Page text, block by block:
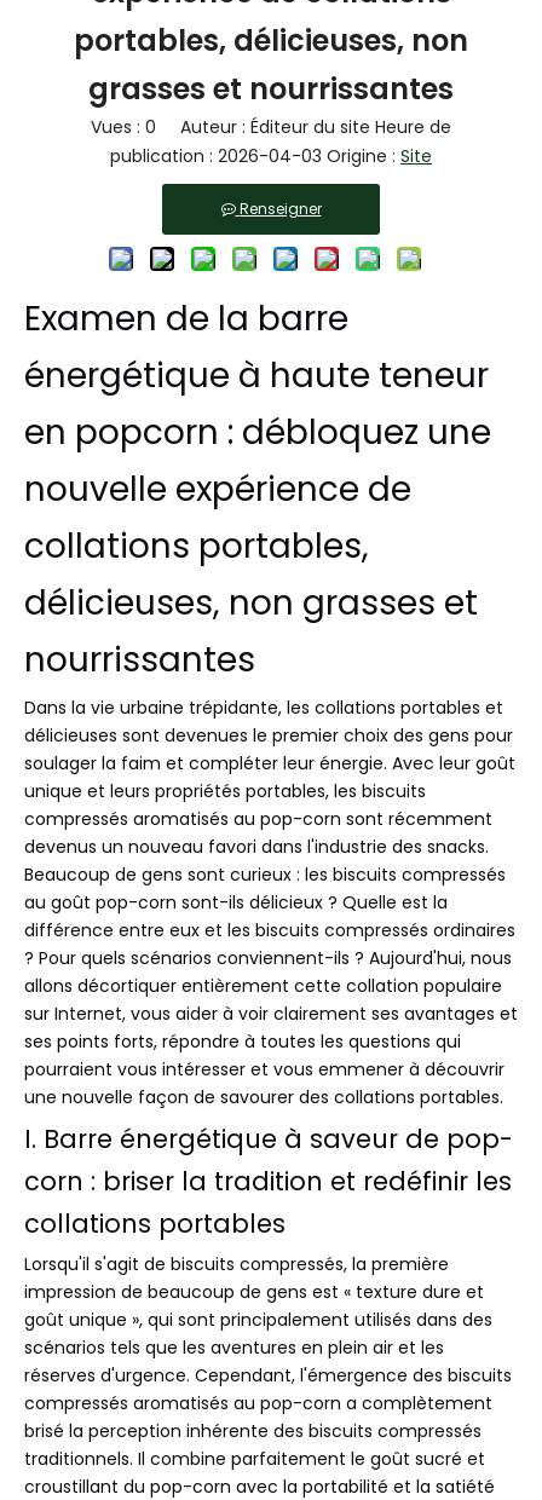
portables, délicieuses, non
grasses et nourrissantes
Vues : 0 Auteur : Éditeur du site Heure de
publication : 2026-04-03 Origine : Site
Renseigner
Examen de la barre
énergétique à haute teneur
en popcorn : débloquez une
nouvelle expérience de
collations portables,
délicieuses, non grasses et
nourrissantes
Dans la vie urbaine trépidante, les collations portables et
délicieuses sont devenues le premier choix des gens pour
soulager la faim et compléter leur énergie. Avec leur goût
unique et leurs propriétés portables, les biscuits
compressés aromatisés au pop-corn sont récemment
devenus un nouveau favori dans l'industrie des snacks.
Beaucoup de gens sont curieux : les biscuits compressés
au goût pop-corn sont-ils délicieux ? Quelle est la
différence entre eux et les biscuits compressés ordinaires
? Pour quels scénarios conviennent-ils ? Aujourd'hui, nous
allons décortiquer entièrement cette collation populaire
sur Internet, vous aider à voir clairement ses avantages et
ses points forts, répondre à toutes les questions qui
pourraient vous intéresser et vous emmener à découvrir
une nouvelle façon de savourer des collations portables.
I. Barre énergétique à saveur de pop-
corn : briser la tradition et redéfinir les
collations portables
Lorsqu'il s'agit de biscuits compressés, la première
impression de beaucoup de gens est « texture dure et
goût unique », qui sont principalement utilisés dans des
scénarios tels que les aventures en plein air et les
réserves d'urgence. Cependant, l'émergence des biscuits
compressés aromatisés au pop-corn a complètement
brisé la perception inhérente des biscuits compressés
traditionnels. Il combine parfaitement le goût sucré et
croustillant du pop-corn avec la portabilité et la satiété